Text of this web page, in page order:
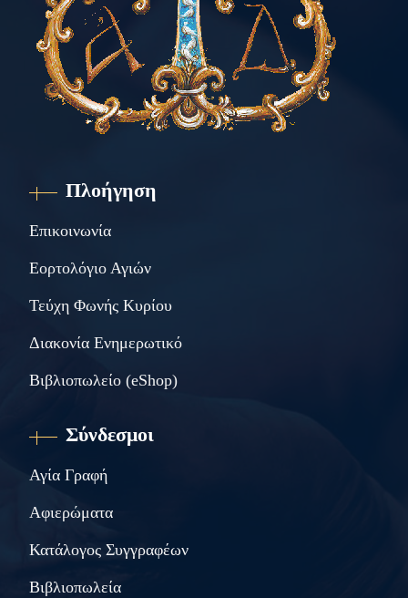
Πλοήγηση
Επικοινωνία
Εορτολόγιο Αγιών
Τεύχη Φωνής Κυρίου
Διακονία Ενημερωτικό
Βιβλιοπωλείο (eShop)
Σύνδεσμοι
Αγία Γραφή
Αφιερώματα
Κατάλογος Συγγραφέων
Βιβλιοπωλεία